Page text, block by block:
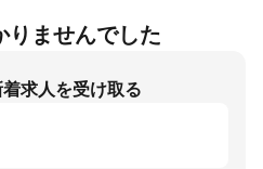
りませんでした
求人を受け取る